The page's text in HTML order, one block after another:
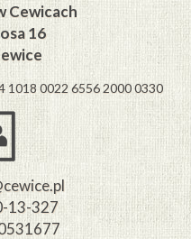
Cewicach
16
1018 0022 6556 2000 0330
13-327